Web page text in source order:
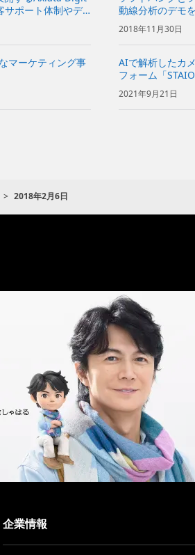
ポート体制やデ
るソフトバンクの
動線分析のデモ
に合った広告を提
2018年11月30日
マーケティング事
AIで解析したカ
フォーム「
きるサービスや
2021年9月21日
2018年2月6日
企業情報